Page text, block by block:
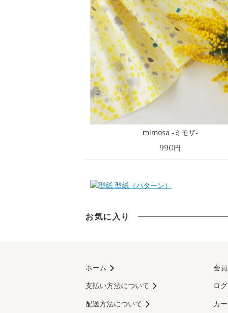
mimosa -ミモザ-
990円
型紙（パターン）
お気に入り
ホーム
支払い方法について
配送方法について
会
ロ
カ